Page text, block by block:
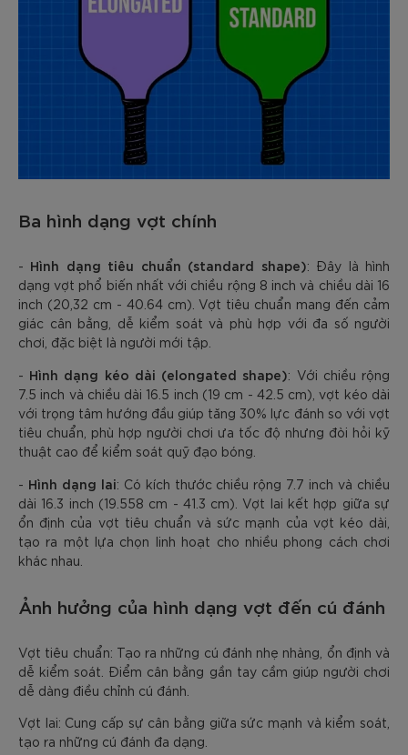
Ba hình dạng vợt chính
- Hình dạng tiêu chuẩn (standard shape): Đây là hình
dạng vợt phổ biến nhất với chiều rộng 8 inch và chiều dài 16
inch (20,32 cm - 40.64 cm). Vợt tiêu chuẩn mang đến cảm
giác cân bằng, dễ kiểm soát và phù hợp với đa số người
chơi, đặc biệt là người mới tập.
- Hình dạng kéo dài (elongated shape): Với chiều rộng
7.5 inch và chiều dài 16.5 inch (19 cm - 42.5 cm), vợt kéo dài
với trọng tâm hướng đầu giúp tăng 30% lực đánh so với vợt
tiêu chuẩn, phù hợp người chơi ưa tốc độ nhưng đòi hỏi kỹ
thuật cao để kiểm soát quỹ đạo bóng.
- Hình dạng lai: Có kích thước chiều rộng 7.7 inch và chiều
dài 16.3 inch (19.558 cm - 41.3 cm). Vợt lai kết hợp giữa sự
ổn định của vợt tiêu chuẩn và sức mạnh của vợt kéo dài,
tạo ra một lựa chọn linh hoạt cho nhiều phong cách chơi
khác nhau.
Ảnh hưởng của hình dạng vợt đến cú đánh
Vợt tiêu chuẩn: Tạo ra những cú đánh nhẹ nhàng, ổn định và
dễ kiểm soát. Điểm cân bằng gần tay cầm giúp người chơi
dễ dàng điều chỉnh cú đánh.
Vợt lai: Cung cấp sự cân bằng giữa sức mạnh và kiểm soát,
tạo ra những cú đánh đa dạng.